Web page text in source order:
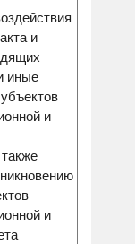
и
иные
и
и